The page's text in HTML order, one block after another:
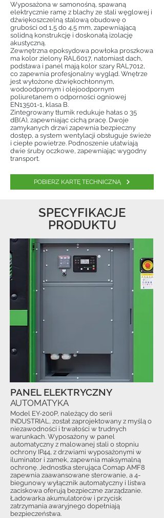
Wyposażona w samonośną, spawaną
elektrycznie ramę z blachy ze stali węglowej i
dźwiękoszczelną stalową obudowę o
grubości od 1,5 do 4,5 mm, zapewniającą
solidną konstrukcję i doskonałą izolację
akustyczną.
Zewnętrzna epoksydowa powłoka proszkowa
ma kolor zielony RAL6017, natomiast dach,
podstawa i panel mają kolor szary RAL7012,
co zapewnia profesjonalny wygląd. Wnętrze
jest wyłożone dźwiękochłonnym,
wodoodpornym i olejoodpornym
poliuretanem o odporności ogniowej
EN13501-1, klasa B.
Zintegrowany tłumik redukuje hałas o 35
dB(A), zapewniając cichą pracę. Dwoje
zamykanych drzwi zapewnia bezpieczny
dostęp, a system wentylacji obsługuje świeże
i ciepłe powietrze. Podnoszenie ułatwiają
dwie śruby oczkowe, zapewniając wygodny
transport.
POBIERZ KARTĘ TECHNICZNĄ
SPECYFIKACJE
PRODUKTU
Model EY-200P, należący do serii
INDUSTRIAL, został zaprojektowany z myślą o
niezawodności i trwałości w trudnych
warunkach. Wyposażony w panel
automatyczny z malowanej stali o stopniu
ochrony IP44, z drzwiami wyposażonymi w
iluminator i zamek, zapewnia maksymalną
ochronę. Jednostka sterująca Comap AMF8
zapewnia zaawansowane sterowanie, a 4-
biegunowy wyłącznik automatyczny i listwa
zaciskowa oferują bezpieczne zarządzanie.
Ładowarka akumulatorów i przycisk
zatrzymania awaryjnego dopełniają
bezpieczeństwa.
PANEL ELEKTRYCZNY
AUTOMATYKA